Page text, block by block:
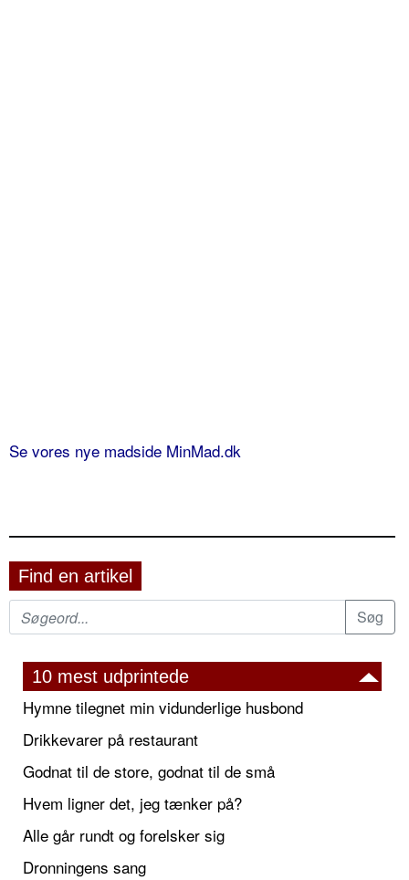
Se vores nye madside MinMad.dk
Find en artikel
10 mest udprintede
Hymne tilegnet min vidunderlige husbond
Drikkevarer på restaurant
Godnat til de store, godnat til de små
Hvem ligner det, jeg tænker på?
Alle går rundt og forelsker sig
Dronningens sang